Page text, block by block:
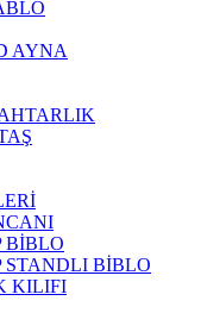
AYNA
BİBLO
BİBLO
KILIFI